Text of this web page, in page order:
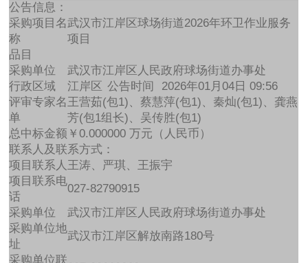
公告信息：
采购项目名
称
武汉市江岸区球场街道2026年环卫作业服务
项目
品目
采购单位
武汉市江岸区人民政府球场街道办事处
行政区域
江岸区 公告时间
2026年01月04日 09:56
评审专家名
单
王营茹(包1)、蔡慧萍(包1)、秦灿(包1)、龚燕
芳(包1组长)、吴传胜(包1)
总中标金额 ￥0.000000 万元（人民币）
联系人及联系方式：
项目联系人 王涛、严琪、王振宇
项目联系电
话
027-82790915
采购单位
武汉市江岸区人民政府球场街道办事处
采购单位地
址
武汉市江岸区解放南路180号
采购单位联